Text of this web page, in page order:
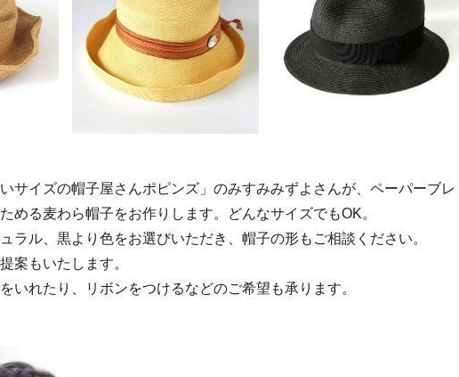
サイズの帽子屋さんポピンズ」のみすみみずよさんが、ペーパーブレ
める麦わら帽子をお作りします。どんなサイズでもOK。
ラル、黒より色をお選びいただき、帽子の形もご相談ください。
案もいたします。
いれたり、リボンをつけるなどのご希望も承ります。